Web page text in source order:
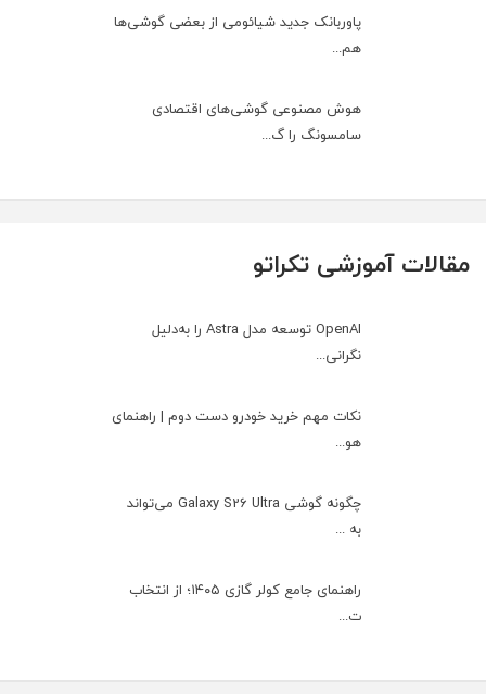
پاوربانک جدید شیائومی از بعضی گوشی‌ها
هم...
هوش مصنوعی گوشی‌های اقتصادی
سامسونگ را گ...
مقالات آموزشی تکراتو
OpenAI توسعه مدل Astra را به‌دلیل
نگرانی...
نکات مهم خرید خودرو دست دوم | راهنمای
هو...
چگونه گوشی Galaxy S26 Ultra می‌تواند
به ...
راهنمای جامع کولر گازی ۱۴۰۵؛ از انتخاب
ت...